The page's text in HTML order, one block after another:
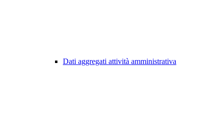
Dati aggregati attività amministrativa